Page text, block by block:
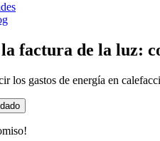
factura de la luz:
los gastos de energía en